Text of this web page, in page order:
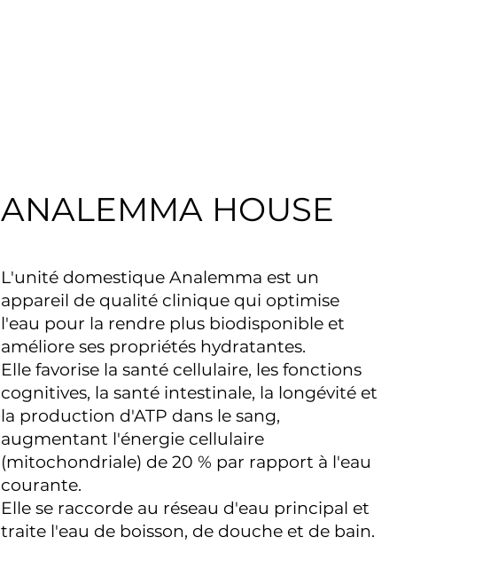
ANALEMMA HOUSE
L'unité domestique Analemma est un
appareil de qualité clinique qui optimise
l'eau pour la rendre plus biodisponible et
améliore ses propriétés hydratantes.
Elle favorise la santé cellulaire, les fonctions
cognitives, la santé intestinale, la longévité et
la production d'ATP dans le sang,
augmentant l'énergie cellulaire
(mitochondriale) de 20 % par rapport à l'eau
courante.
Elle se raccorde au réseau d'eau principal et
traite l'eau de boisson, de douche et de bain.